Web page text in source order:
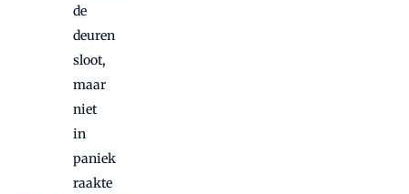
de
deuren
sloot,
maar
niet
in
paniek
raakte